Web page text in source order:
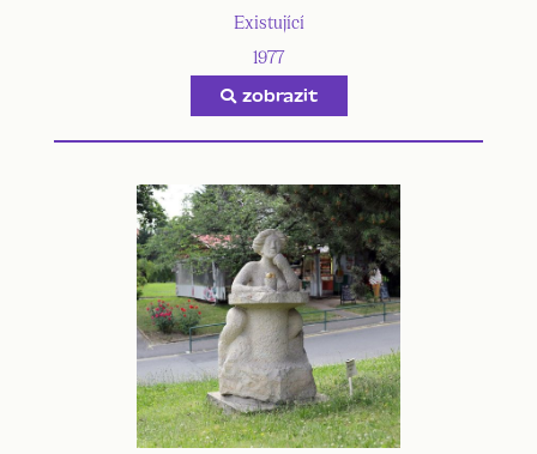
Existující
1977
zobrazit